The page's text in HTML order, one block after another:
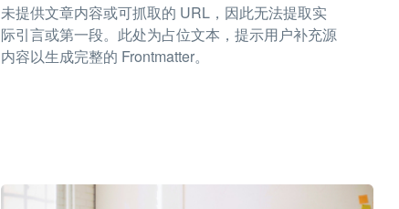
未提供文章内容或可抓取的 URL，因此无法提取实
际引言或第一段。此处为占位文本，提示用户补充源
内容以生成完整的 Frontmatter。